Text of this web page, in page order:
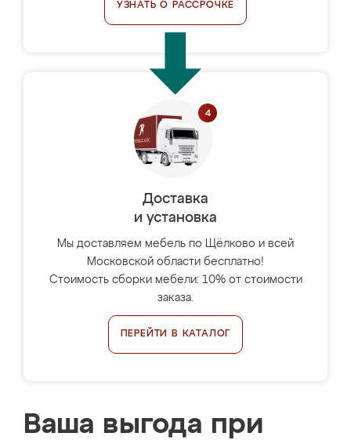
УЗНАТЬ О РАССРОЧКЕ
Доставка
и установка
Мы доставляем мебель по Щёлково и всей
Московской области бесплатно!
Стоимость сборки мебели: 10% от стоимости
заказа.
ПЕРЕЙТИ В КАТАЛОГ
Ваша выгода при